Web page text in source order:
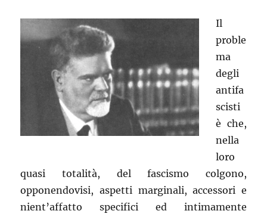
Il
proble
ma
degli
antifa
scisti
è che,
nella
loro
quasi totalità, del fascismo colgono,
opponendovisi, aspetti marginali, accessori e
nient’affatto specifici ed intimamente